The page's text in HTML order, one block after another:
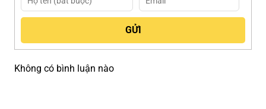
Không có bình luận nào